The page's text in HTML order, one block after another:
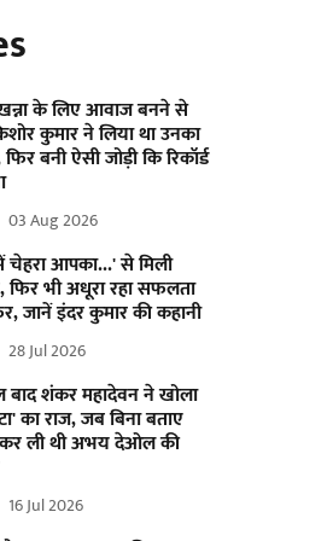
के लिए आवाज बनने से
कुमार ने लिया था उनका
बनी ऐसी जोड़ी कि रिकॉर्ड
03 Aug 2026
आपका...' से मिली
फिर भी अधूरा रहा सफलता
जानें इंदर कुमार की कहानी
28 Jul 2026
बाद शंकर महादेवन ने खोला
का राज, जब बिना बताए
कर ली थी अभय देओल की
16 Jul 2026